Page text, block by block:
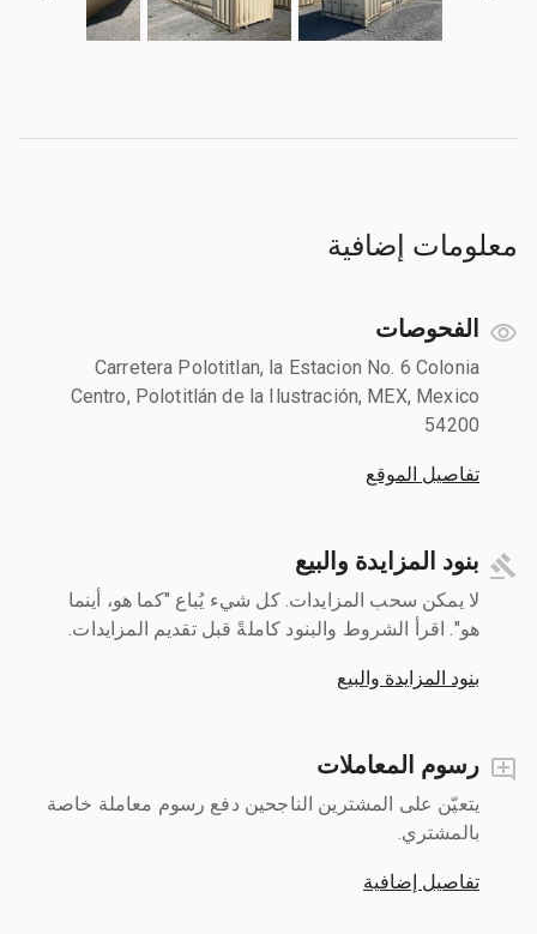
معلومات إضافية
الفحوصات
Carretera Polotitlan, la Estacion No. 6 Colonia
Centro, Polotitlán de la Ilustración, MEX, Mexico
54200
تفاصيل الموقع
بنود المزايدة والبيع
لا يمكن سحب المزايدات. كل شيء يُباع "كما هو، أينما
هو". اقرأ الشروط والبنود كاملةً قبل تقديم المزايدات.
بنود المزايدة والبيع
رسوم المعاملات
يتعيّن على المشترين الناجحين دفع رسوم معاملة خاصة
بالمشتري.
تفاصيل إضافية